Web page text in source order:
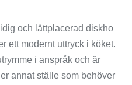
och lättplacerad diskho
ett modernt uttryck i köket.
i anspråk och är
annat ställe som behöver